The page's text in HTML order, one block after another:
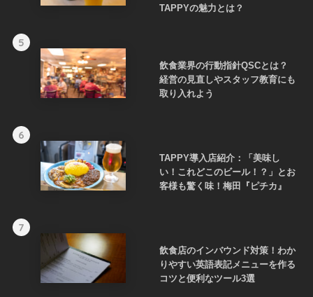
TAPPYの魅力とは？
5
飲食業界の行動指針QSCとは？
経営の見直しやスタッフ教育にも
取り入れよう
6
TAPPY導入店紹介：「美味し
い！これどこのビール！？」とお
客様も驚く味！梅田『ピチカ』
7
飲食店のインバウンド対策！わか
りやすい英語表記メニューを作る
コツと便利なツール3選